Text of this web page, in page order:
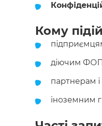
Кому
діючим ФОП,
партнерам
іноземним